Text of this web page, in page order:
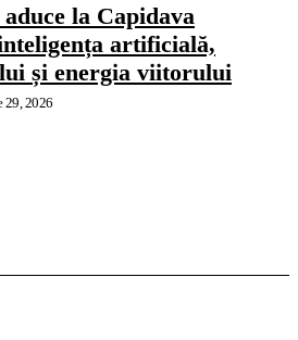
la Capidava
artificială,
și energia viitorului
29, 2026